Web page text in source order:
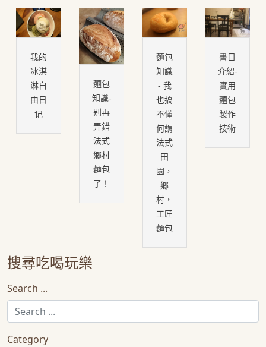
我的
冰淇
淋自
由日
记
麵包
知識-
别再
弄錯
法式
鄉村
麵包
了！
麵包
知識
- 我
也搞
不懂
何謂
法式
田
園，
鄉
村，
工匠
麵包
書目
介紹-
實用
麵包
製作
技術
搜尋吃喝玩樂
Search ...
Category